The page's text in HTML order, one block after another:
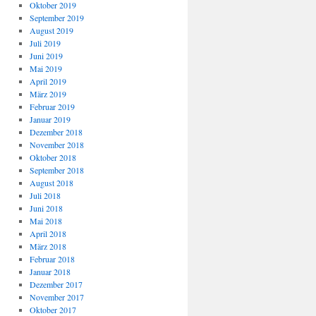
Oktober 2019
September 2019
August 2019
Juli 2019
Juni 2019
Mai 2019
April 2019
März 2019
Februar 2019
Januar 2019
Dezember 2018
November 2018
Oktober 2018
September 2018
August 2018
Juli 2018
Juni 2018
Mai 2018
April 2018
März 2018
Februar 2018
Januar 2018
Dezember 2017
November 2017
Oktober 2017